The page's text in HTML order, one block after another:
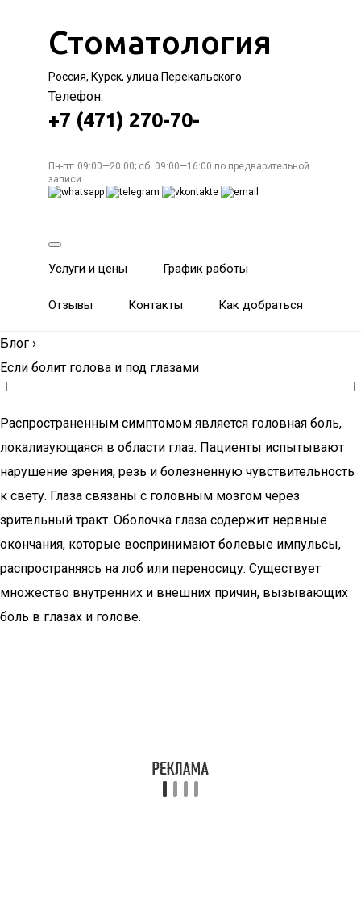
Стоматология
Россия, Курск, улица Перекальского
Телефон:
+7 (471) 270-70-
Пн-пт: 09:00—20:00; сб: 09:00—16:00 по предварительной
записи
Услуги и цены График работы
Отзывы Контакты Как добраться
Блог ›
Если болит голова и под глазами
Распространенным симптомом является головная боль,
локализующаяся в области глаз. Пациенты испытывают
нарушение зрения, резь и болезненную чувствительность
к свету. Глаза связаны с головным мозгом через
зрительный тракт. Оболочка глаза содержит нервные
окончания, которые воспринимают болевые импульсы,
распространяясь на лоб или переносицу. Существует
множество внутренних и внешних причин, вызывающих
боль в глазах и голове.